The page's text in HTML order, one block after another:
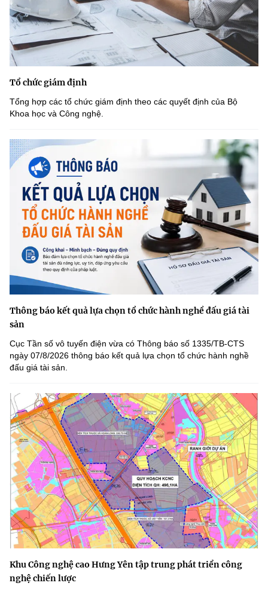
Tổ chức giám định
Tổng hợp các tổ chức giám định theo các quyết định của Bộ
Khoa học và Công nghệ.
Thông báo kết quả lựa chọn tổ chức hành nghề đấu giá tài
sản
Cục Tần số vô tuyến điện vừa có Thông báo số 1335/TB-CTS
ngày 07/8/2026 thông báo kết quả lựa chọn tổ chức hành nghề
đấu giá tài sản.
Khu Công nghệ cao Hưng Yên tập trung phát triển công
nghệ chiến lược